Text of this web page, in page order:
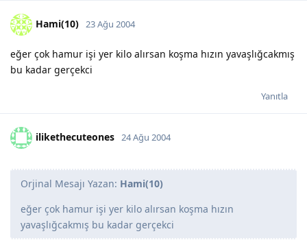
Hami(10) 23 Ağu 2004
eğer çok hamur işi yer kilo alırsan koşma hızın yavaşlığcakmış
bu kadar gerçekci
Yanıtla
ilikethecuteones 24 Ağu 2004
Orjinal Mesajı Yazan: Hami(10)
eğer çok hamur işi yer kilo alırsan koşma hızın
yavaşlığcakmış bu kadar gerçekci